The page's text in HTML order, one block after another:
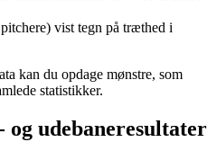
vist tegn på træthed i
kan du opdage mønstre, som
statistikker.
og udebaneresultater